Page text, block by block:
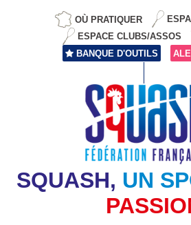
OÙ PRATIQUER
ESPACE CLUBS/ASSOS
BANQUE D'OUTILS
SQUASH, UN